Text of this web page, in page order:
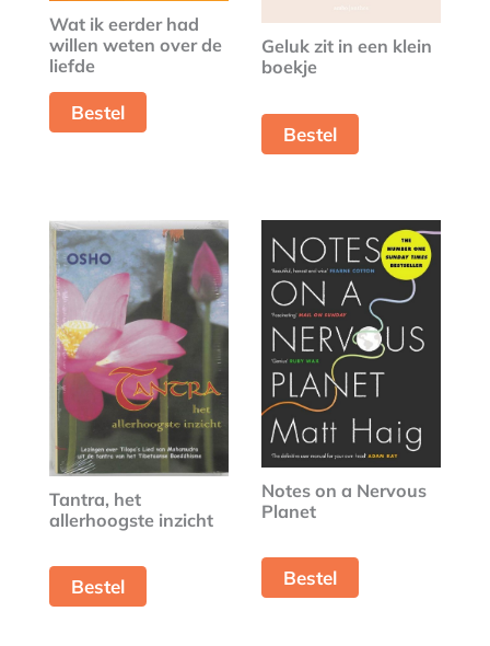
Wat ik eerder had
willen weten over de
liefde
Bestel
Geluk zit in een klein
boekje
Bestel
Tantra, het
allerhoogste inzicht
Bestel
Notes on a Nervous
Planet
Bestel